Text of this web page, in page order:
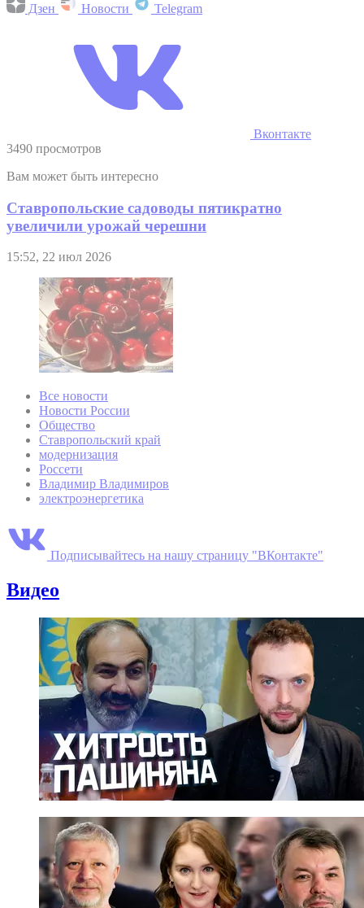
Дзен Новости Telegram
Вконтакте
3490 просмотров
Вам может быть интересно
Ставропольские садоводы пятикратно
увеличили урожай черешни
15:52, 22 июл 2026
Все новости
Новости России
Общество
Ставропольский край
модернизация
Россети
Владимир Владимиров
электроэнергетика
Подписывайтесь на нашу страницу "ВКонтакте"
Видео